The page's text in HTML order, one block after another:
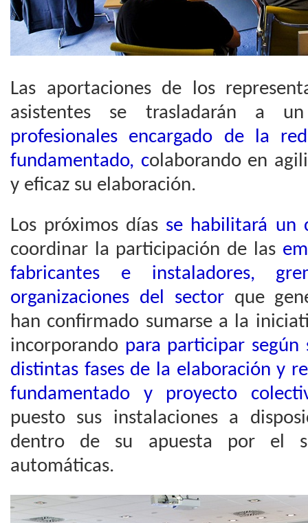
Las aportaciones de los
asistentes se trasladarán a
profesionales encargado de la
fundamentado, colaborando en
y eficaz su elaboración.
Los próximos días se habilitará un
coordinar la participación de las
fabricantes e instaladores,
organizaciones del sector que
han confirmado sumarse a la
incorporando para participar según
distintas fases de la elaboración y
fundamentado y proyecto
puesto sus instalaciones a
dentro de su apuesta por el
automáticas.